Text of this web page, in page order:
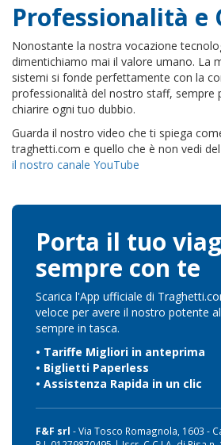
Professionalità e
Nonostante la nostra vocazione
dimentichiamo mai il valore umano. La
sistemi si fonde perfettamente con la
professionalità del nostro staff, sempre
chiarire ogni tuo dubbio.
Guarda il nostro video che ti spiega
traghetti.com e quello che è non vedi
il nostro canale YouTube
Porta il tuo
sempre con te
Scarica l'App ufficiale di
veloce per avere il nostro potente
sempre in tasca.
• Tariffe Migliori in anteprima
• Biglietti Paperless
• Assistenza Rapida in un clic
F&F srl - Via Tosco Romagnola, 1603 -